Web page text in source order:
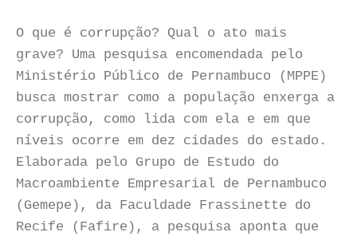
O que é corrupção? Qual o ato mais
grave? Uma pesquisa encomendada pelo
Ministério Público de Pernambuco (MPPE)
busca mostrar como a população enxerga a
corrupção, como lida com ela e em que
níveis ocorre em dez cidades do estado.
Elaborada pelo Grupo de Estudo do
Macroambiente Empresarial de Pernambuco
(Gemepe), da Faculdade Frassinette do
Recife (Fafire), a pesquisa aponta que